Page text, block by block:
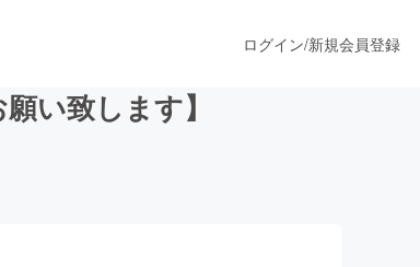
ログイン/新規会員登録
い致します】